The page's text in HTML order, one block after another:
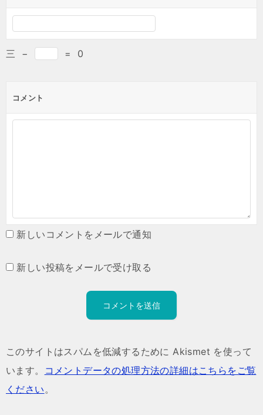
三 − = 0
コメント
新しいコメントをメールで通知
新しい投稿をメールで受け取る
このサイトはスパムを低減するために Akismet を使って
います。
コメントデータの処理方法の詳細はこちらをご覧
ください。